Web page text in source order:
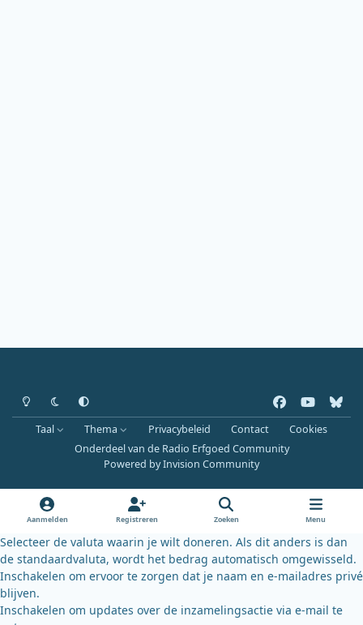
Heldere modus
Donkere modus
Systeemvoorkeur
a
c
e
o
k
o
u
b
b
l
u
k
y
Taal Thema Privacybeleid Contact
Cookies
Onderdeel van de Radio Erfgoed Community
Powered byInvision Community
Aanmelden Registreren Zoeken Menu
Selecteer de valuta waarin je wilt doneren. Als dit anders is dan
de standaardvaluta, wordt het bedrag automatisch omgewisseld.
Inschakelen om ervoor te zorgen dat je naam en e-mailadres privé
blijven.
Inschakelen om updates over de inzamelingsactie via e-mail te